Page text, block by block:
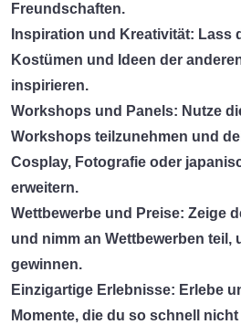
Freundschaften.
Inspiration und Kreativität: Lass
Kostümen und Ideen der
inspirieren.
Workshops und Panels: Nutze
Workshops teilzunehmen und
Cosplay, Fotografie oder
erweitern.
Wettbewerbe und Preise: Zeige
und nimm an Wettbewerben teil,
gewinnen.
Einzigartige Erlebnisse: Erlebe
Momente, die du so schnell